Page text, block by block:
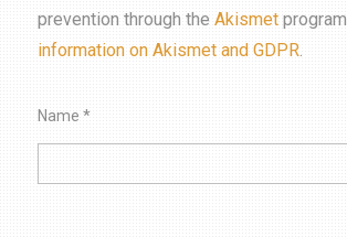
prevention through theAkismet program.
information on Akismet and GDPR
Name*